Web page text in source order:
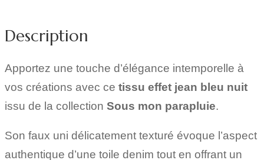
Description
Apportez une touche d’élégance intemporelle à
vos créations avec ce tissu effet jean bleu nuit
issu de la collection Sous mon parapluie.
Son faux uni délicatement texturé évoque l’aspect
authentique d’une toile denim tout en offrant un